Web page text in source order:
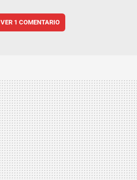
VER 1 COMENTARIO